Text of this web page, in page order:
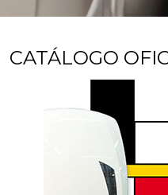
CATÁLOGO